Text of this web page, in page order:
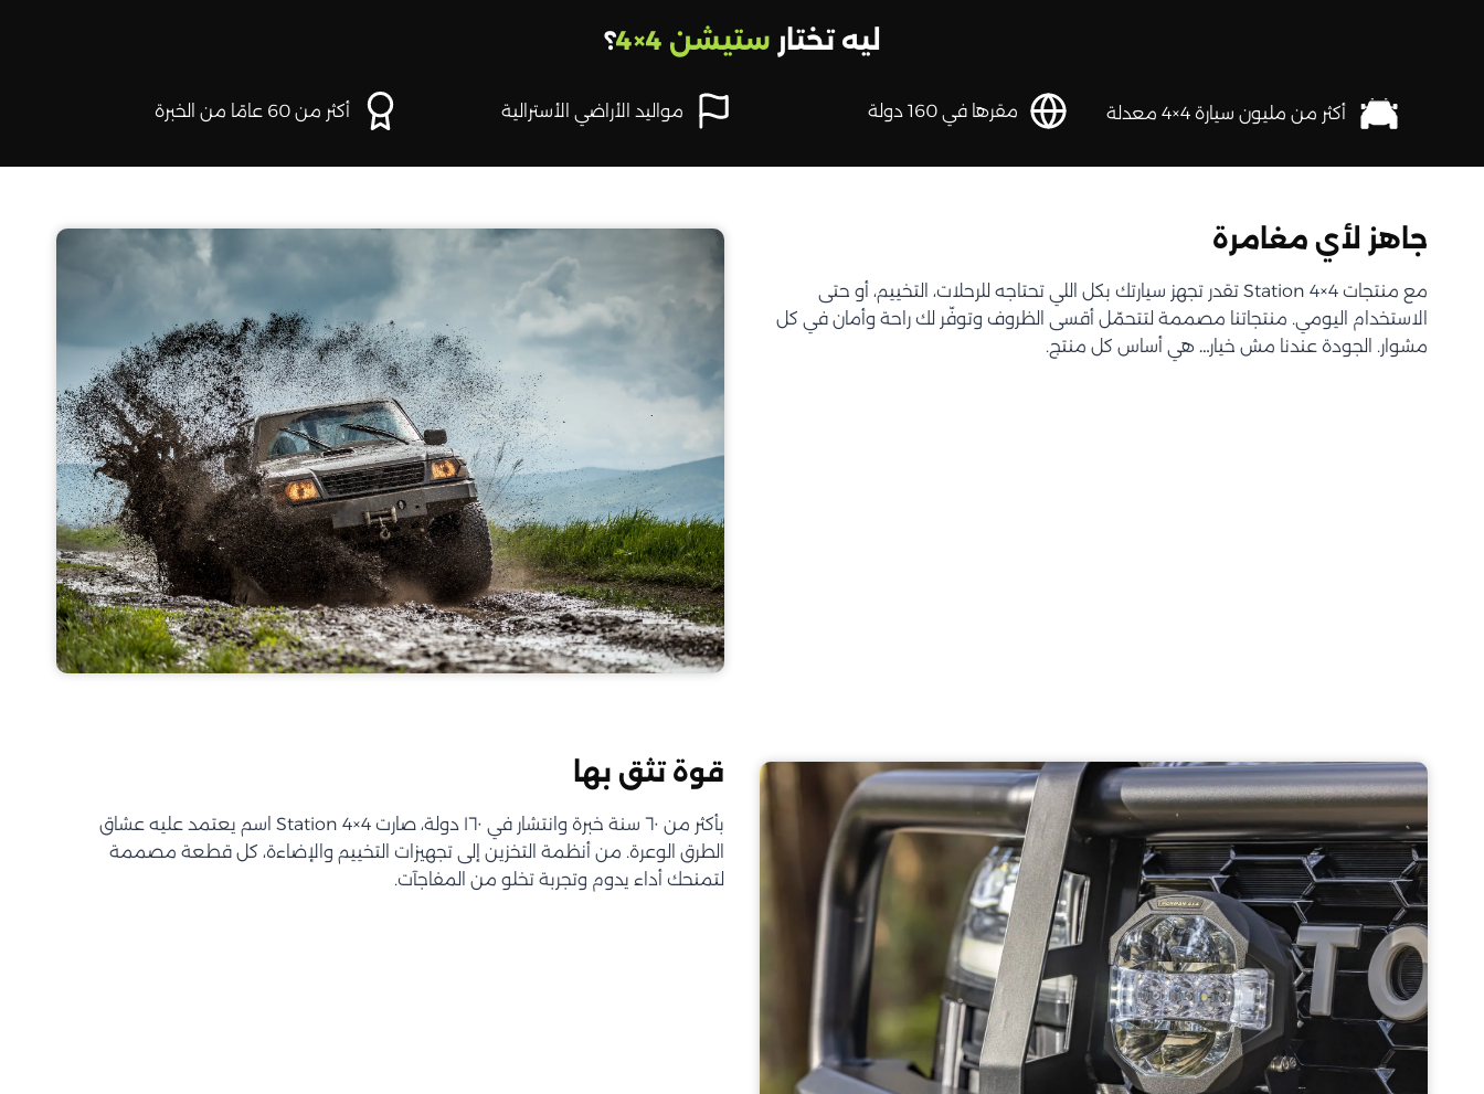
ليه تختار ستيشن 4×4 ؟
أكثر من مليون سيارة 4×4 معدلة مقرها في 160 دولة مواليد الأراضي الأسترالية أكثر من 60 عامًا من الخبرة
جاهز لأي مغامرة
مع منتجات Station 4×4 تقدر تجهز سيارتك بكل اللي تحتاجه للرحلات، التخييم، أو حتى
الاستخدام اليومي. منتجاتنا مصممة لتتحمّل أقسى الظروف وتوفّر لك راحة وأمان في كل
مشوار. الجودة عندنا مش خيار… هي أساس كل منتج.
قوة تثق بها
بأكثر من ٦٠ سنة خبرة وانتشار في ١٦٠ دولة، صارت Station 4×4 اسم يعتمد عليه عشاق
الطرق الوعرة. من أنظمة التخزين إلى تجهيزات التخييم والإضاءة، كل قطعة مصممة
لتمنحك أداء يدوم وتجربة تخلو من المفاجآت.